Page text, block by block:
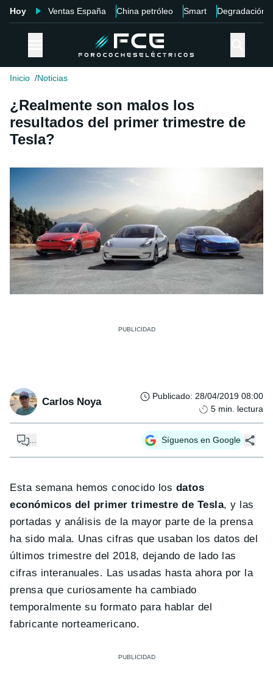
Hoy Ventas España China petróleo Smart Degradación
Inicio Noticias
¿Realmente son malos los
resultados del primer trimestre de
Tesla?
Carlos Noya Publicado: 28/04/2019 08:00
5 min. lectura
... Síguenos en Google
Esta semana hemos conocido los datos
económicos del primer trimestre de Tesla, y las
portadas y análisis de la mayor parte de la prensa
ha sido mala. Unas cifras que usaban los datos del
últimos trimestre del 2018, dejando de lado las
cifras interanuales. Las usadas hasta ahora por la
prensa que curiosamente ha cambiado
temporalmente su formato para hablar del
fabricante norteamericano.